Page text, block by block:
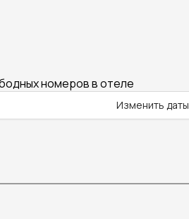
номеров в отеле
Изменить даты